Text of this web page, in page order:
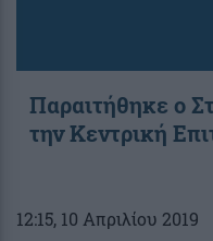
Παραιτήθηκε ο
την Κεντρική
12:15, 10 Απριλίου 2019